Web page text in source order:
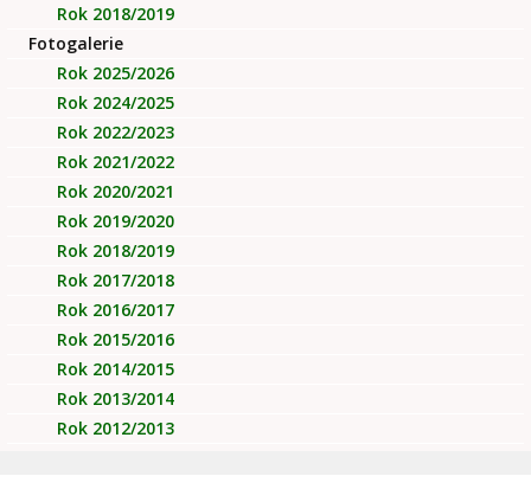
Rok 2018/2019
Fotogalerie
Rok 2025/2026
Rok 2024/2025
Rok 2022/2023
Rok 2021/2022
Rok 2020/2021
Rok 2019/2020
Rok 2018/2019
Rok 2017/2018
Rok 2016/2017
Rok 2015/2016
Rok 2014/2015
Rok 2013/2014
Rok 2012/2013